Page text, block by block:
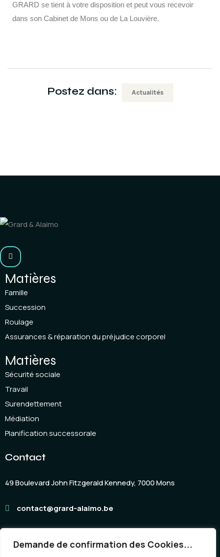
Demande de confirmation des Cookies...
GRARD se tient à votre disposition et peut vous recevoir
dans son Cabinet de Mons ou de La Louvière.
Postez dans: Actualités
Matières
Famille
Succession
Roulage
Assurances & réparation du préjudice corporel
Matières
Sécurité sociale
Travail
Surendettement
Médiation
Planification successorale
Contact
49 Boulevard John Fitzgerald Kennedy, 7000 Mons
contact@grard-alaimo.be